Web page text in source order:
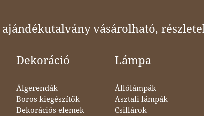
vásárolható,
Dekoráció
Álgerendák
Boros kiegészítők
Dekorációs elemek
Lámpa
Állólámpák
Asztali lámpák
Csillárok